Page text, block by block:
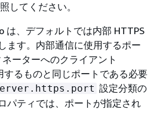
してください。
は、デフォルトでは内部 HTTPS
ます。内部通信に使用するポー
ーターへのクライアント
するものと同じポートである必要
設定分類の
パティでは、ポートが指定され